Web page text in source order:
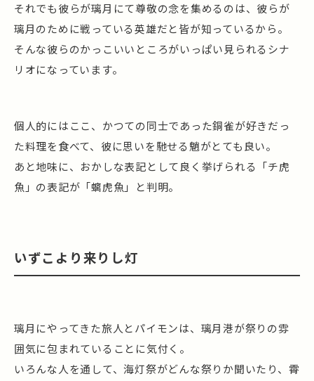
それでも彼らが璃月にて尊敬の念を集めるのは、彼らが
璃月のために戦っている英雄だと皆が知っているから。
そんな彼らのかっこいいところがいっぱい見られるシナ
リオになっています。
個人的にはここ、かつての同士であった銅雀が好きだっ
た料理を食べて、彼に思いを馳せる魈がとても良い。
あと地味に、おかしな表記として良く挙げられる「チ虎
魚」の表記が「螭虎魚」と判明。
いずこより来りし灯
璃月にやってきた旅人とパイモンは、璃月港が祭りの雰
囲気に包まれていることに気付く。
いろんな人を通して、海灯祭がどんな祭りか聞いたり、霄